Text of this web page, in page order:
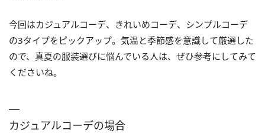
今回はカジュアルコーデ、きれいめコーデ、シンプルコーデ
の3タイプをピックアップ。気温と季節感を意識して厳選した
ので、真夏の服装選びに悩んでいる人は、ぜひ参考にしてみて
くださいね。
カジュアルコーデの場合